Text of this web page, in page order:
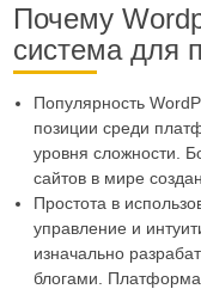
Почему
система для
Популярность
позиции среди
уровня сложности.
сайтов в мире
Простота в
управление и
изначально
блогами. Платформа